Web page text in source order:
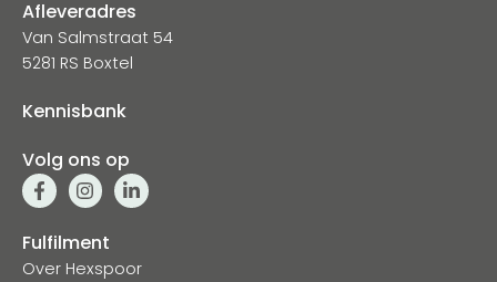
Fulfilment
Over Hexspoor
Afleveradres
Van Salmstraat 54
5281 RS Boxtel
Kennisbank
Volg ons op